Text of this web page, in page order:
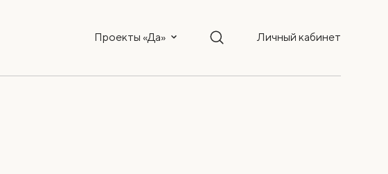
Проекты «Да» Личный кабинет